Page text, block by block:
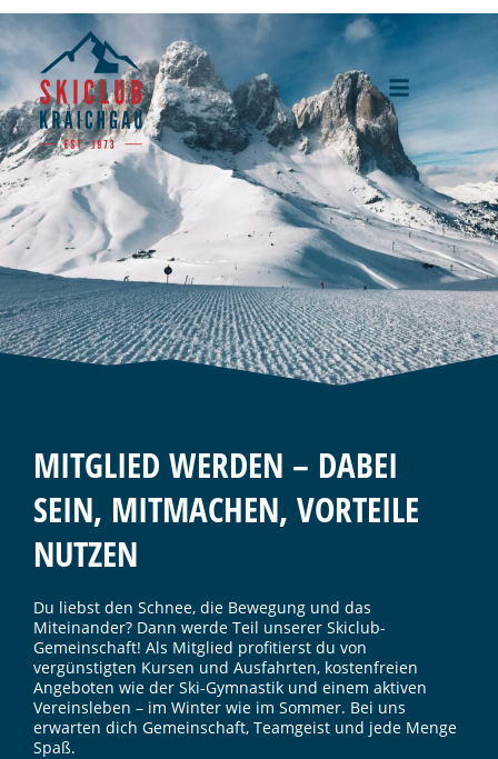
MITGLIED WERDEN – DABEI
SEIN, MITMACHEN, VORTEILE
NUTZEN
Du liebst den Schnee, die Bewegung und das
Miteinander? Dann werde Teil unserer Skiclub-
Gemeinschaft! Als Mitglied profitierst du von
vergünstigten Kursen und Ausfahrten, kostenfreien
Angeboten wie der Ski-Gymnastik und einem aktiven
Vereinsleben – im Winter wie im Sommer. Bei uns
erwarten dich Gemeinschaft, Teamgeist und jede Menge
Spaß.